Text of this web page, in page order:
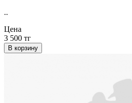
..
Цена
3 500 тг
В корзину